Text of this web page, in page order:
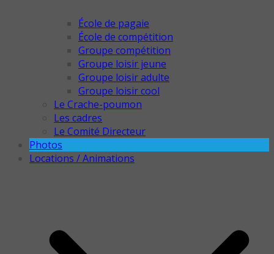
École de pagaie
École de compétition
Groupe compétition
Groupe loisir jeune
Groupe loisir adulte
Groupe loisir cool
Le Crache-poumon
Les cadres
Le Comité Directeur
Photos
Locations / Animations